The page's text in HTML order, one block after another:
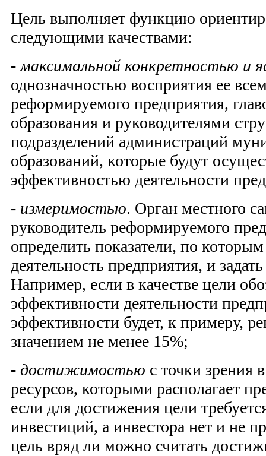
Цель выполняет функцию
следующими качествами:
-максимальной конкретностью и
однозначностью восприятия ее
реформируемого предприятия,
образования и руководителями
подразделений администраций
образований, которые будут
эффективностью деятельности
- измеримостью. Орган местного
руководитель реформируемого
определить показа­тели, по которым
деятельность предприятия, и
Например, если в качестве цели
эффективности дея­тельности
эффективности будет, к примеру,
значением не менее 15%;
- достижимостью с точки зрения
ресурсов, которыми распо­лагает
если для достижения цели
инвестиций, а инвестора нет и не
цель вряд ли мож­но считать